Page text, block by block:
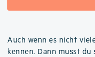
Auch wenn es nicht
kennen. Dann musst